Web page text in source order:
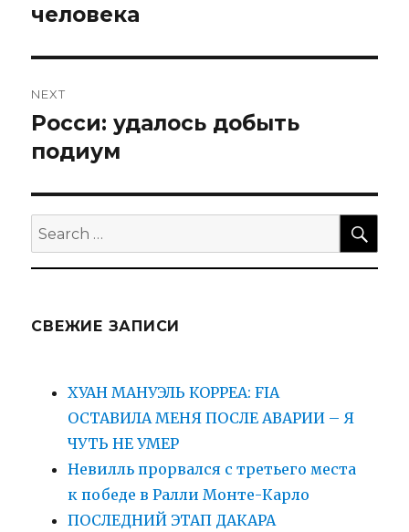
записям
post:
человека
NEXT
Next
post:
Росси: удалось добыть
подиум
Search
for:
СВЕЖИЕ ЗАПИСИ
ХУАН МАНУЭЛЬ КОРРЕА: FIA
ОСТАВИЛА МЕНЯ ПОСЛЕ АВАРИИ – Я
ЧУТЬ НЕ УМЕР
Невилль прорвался с третьего места
к победе в Ралли Монте-Карло
ПОСЛЕДНИЙ ЭТАП ДАКАРА